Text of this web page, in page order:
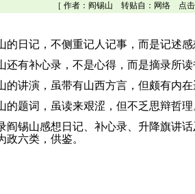
［ 作者：阎锡山 转贴自：网络 点
的日记，不侧重记人记事，而是记述
还有补心录，不是心得，而是摘录所
的讲演，虽带有山西方言，但颇有内
的题词，虽读来艰涩，但不乏思辩哲理
阎锡山感想日记、补心录、升降旗讲
政六类，供鉴。